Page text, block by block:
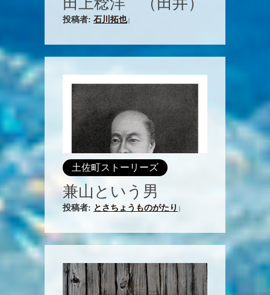
投稿者: 石川拓也|
土佐町ストーリーズ
兼山という男
投稿者: とさちょうものがたり